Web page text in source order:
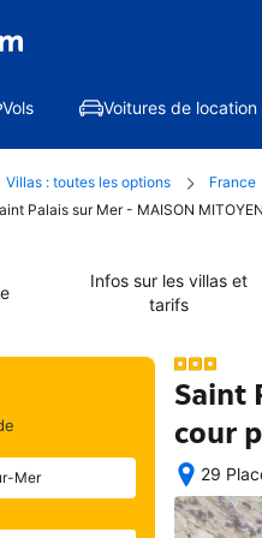
Vols Voitures de location
Villas : toutes les options France
Palais sur Mer - MAISON
Infos sur les villas et
tarifs
Saint
cour
29